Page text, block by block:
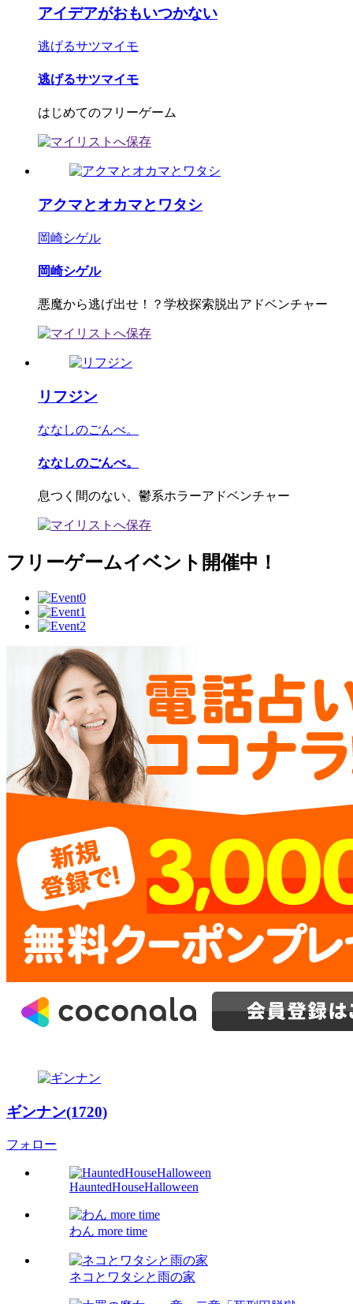
アイデアがおもいつかない
逃げるサツマイモ
逃げるサツマイモ
はじめてのフリーゲーム
アクマとオカマとワタシ
岡崎シゲル
岡崎シゲル
悪魔から逃げ出せ！？学校探索脱出アドベンチャー
リフジン
ななしのごんべ。
ななしのごんべ。
息つく間のない、鬱系ホラーアドベンチャー
フリーゲームイベント開催中！
ギンナン(1720)
フォロー
HauntedHouseHalloween
わん more time
ネコとワタシと雨の家